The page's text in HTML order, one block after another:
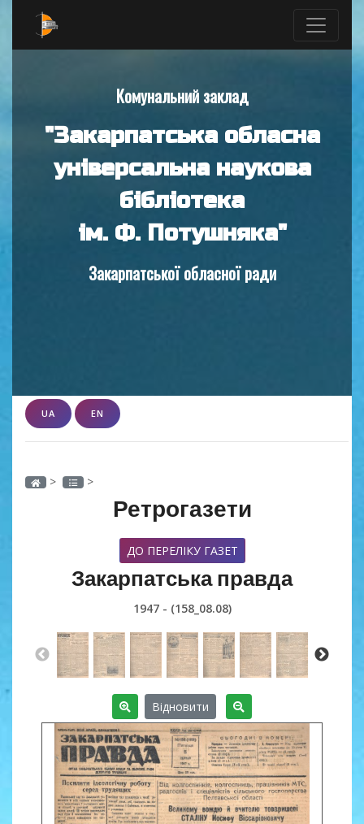
Комунальний заклад
"Закарпатська обласна
універсальна наукова
бібліотека
ім. Ф. Потушняка"
Закарпатської обласної ради
UA EN
> >
Ретрогазети
ДО ПЕРЕЛІКУ ГАЗЕТ
Закарпатська правда
1947 - (158_08.08)
Відновити